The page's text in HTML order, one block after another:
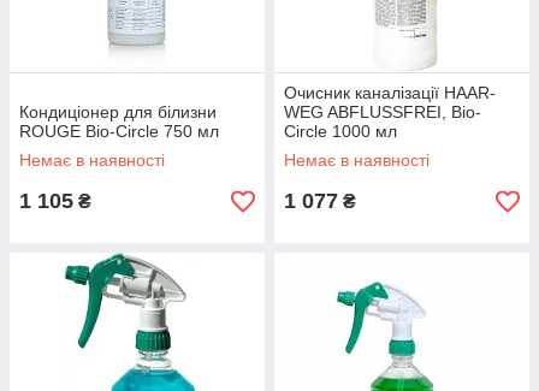
Кондиціонер для білизни
ROUGE Bio-Circle 750 мл
Немає в наявності
1 105 ₴
Очисник каналізації HAAR-
WEG ABFLUSSFREI, Bio-
Circle 1000 мл
Немає в наявності
1 077 ₴